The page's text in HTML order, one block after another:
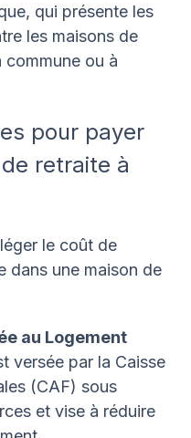
qui présente les
les maisons de
commune ou à
pour payer
retraite à
le coût de
dans une maison de
au Logement
versée par la Caisse
(CAF) sous
et vise à réduire